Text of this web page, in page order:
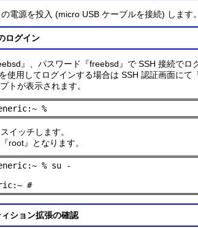
電源を投入 (micro USB ケーブルを接続) します。
ログイン
』、パスワード『freebsd』で SSH 接続でロ
を使用してログインする場合は SSH 認証画面にて
トが表示されます。
%
イッチします。
root』となります。
% su -
#
ション拡張の確認